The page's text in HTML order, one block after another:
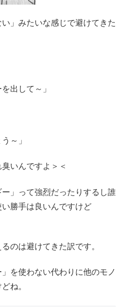
」みたいな感じで避けてきた
出して～」
～」
いんですよ＞＜
」って強烈だったりするし誰
勝手は良いんですけど
のは避けてきた訳です。
を使わない代わりに他のモノ
ね。